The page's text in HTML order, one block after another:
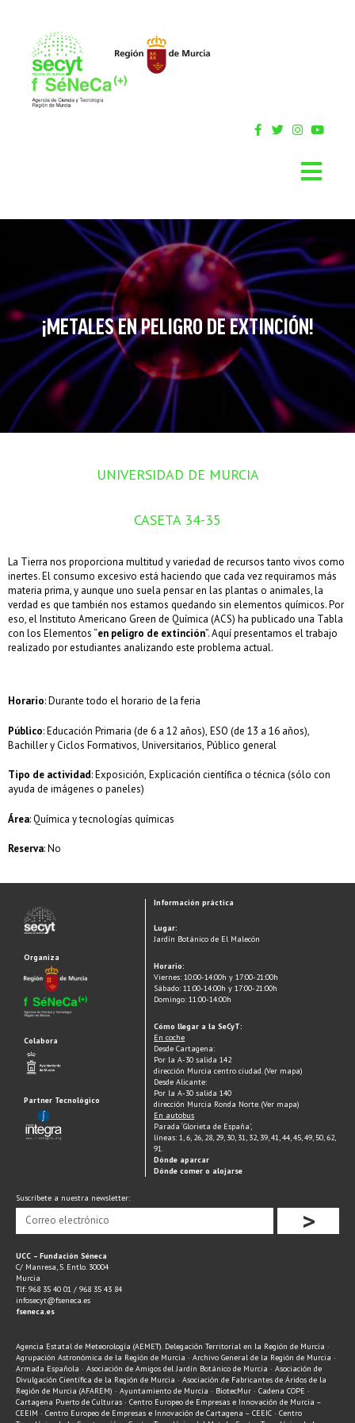
¡METALES EN PELIGRO DE EXTINCIÓN!
UNIVERSIDAD DE MURCIA
CASETA 34-35
La Tierra nos proporciona multitud y variedad de recursos tanto vivos como
inertes. El consumo excesivo está haciendo que cada vez requiramos más
materia prima, y aunque uno suela pensar en las plantas o animales, la
verdad es que también nos estamos quedando sin elementos químicos. Por
eso, el Instituto Americano Green de Química (ACS) ha publicado una Tabla
con los Elementos “en peligro de extinción”. Aquí presentamos el trabajo
realizado por estudiantes analizando este problema actual.
Horario: Durante todo el horario de la feria
Público: Educación Primaria (de 6 a 12 años), ESO (de 13 a 16 años),
Bachiller y Ciclos Formativos, Universitarios, Público general
Tipo de actividad: Exposición, Explicación científica o técnica (sólo con
ayuda de imágenes o paneles)
Área: Química y tecnologías químicas
Reserva: No
Organiza
Colabora
Partner Tecnológico
Información práctica
Lugar:
Jardín Botánico de El Malecón
Horario:
Viernes: 10:00-14:00h y 17:00-21:00h
Sábado: 11:00-14:00h y 17:00-21:00h
Domingo: 11:00-14:00h
Cómo llegar a la SeCyT:
En coche
Desde Cartagena:
Por la A-30 salida 142
dirección Murcia centro ciudad. (Ver mapa)
Desde Alicante:
Por la A-30 salida 140
dirección Murcia Ronda Norte. (Ver mapa)
En autobus
Parada ‘Glorieta de España’,
líneas: 1, 6, 26, 28, 29, 30, 31, 32, 39, 41, 44, 45, 49, 50, 62,
91.
Dónde aparcar
Dónde comer o alojarse
Suscríbete a nuestra newsletter:
>
UCC – Fundación Séneca
C/ Manresa, 5. Entlo. 30004
Murcia
Tlf: 968 35 40 01 / 968 35 43 84
infosecyt@fseneca.es
fseneca.es
Agencia Estatal de Meteorología (AEMET). Delegación Territorial en la Región de Murcia ·
Agrupación Astronómica de la Región de Murcia · Archivo General de la Región de Murcia ·
Armada Española · Asociación de Amigos del Jardín Botánico de Murcia · Asociación de
Divulgación Científica de la Región de Murcia · Asociación de Fabricantes de Áridos de la
Región de Murcia (AFAREM) · Ayuntamiento de Murcia · BiotecMur · Cadena COPE ·
Cartagena Puerto de Culturas · Centro Europeo de Empresas e Innovación de Murcia –
CEEIM · Centro Europeo de Empresas e Innovación de Cartagena – CEEIC · Centro